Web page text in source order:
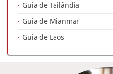
Guia de Tailândia
Guia de Mianmar
Guia de Laos